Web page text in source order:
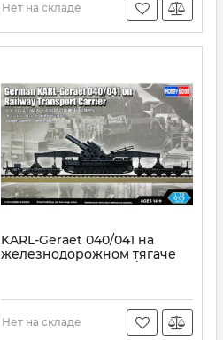
Нет на складе
KARL-Geraet 040/041 на
железнодорожном тягаче
Нет на складе